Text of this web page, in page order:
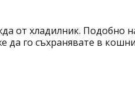
от хладилник. Подобно
да го съхранявате в